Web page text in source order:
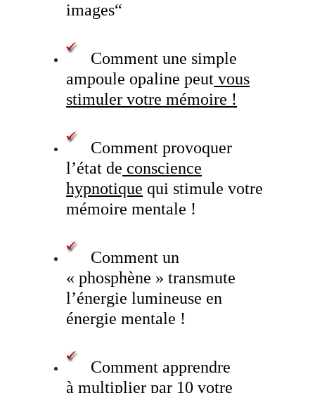
images“
Comment une simple
ampoule opaline peut vous
stimuler votre mémoire !
Comment provoquer
l’état de conscience
hypnotique qui stimule votre
mémoire mentale !
Comment un
« phosphène » transmute
l’énergie lumineuse en
énergie mentale !
Comment apprendre
àmultiplier par 10 votre